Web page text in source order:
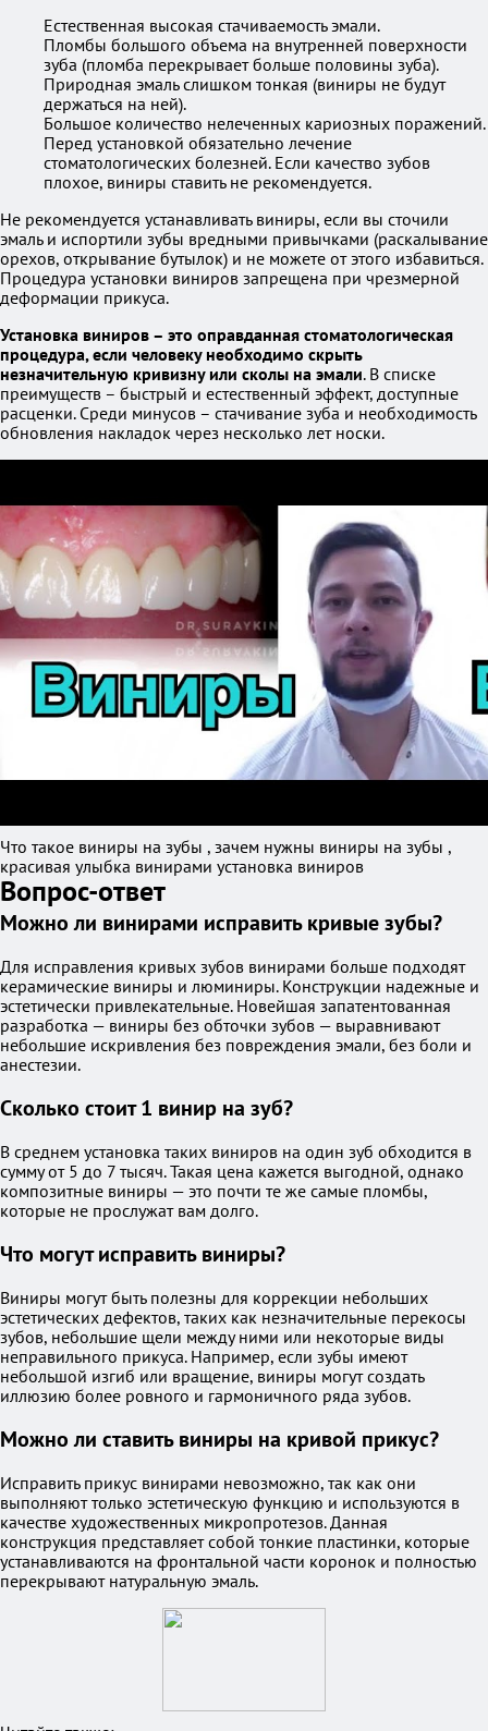
Естественная высокая стачиваемость эмали.
Пломбы большого объема на внутренней поверхности
зуба (пломба перекрывает больше половины зуба).
Природная эмаль слишком тонкая (виниры не будут
держаться на ней).
Большое количество нелеченных кариозных поражений.
Перед установкой обязательно лечение
стоматологических болезней. Если качество зубов
плохое, виниры ставить не рекомендуется.
Не рекомендуется устанавливать виниры, если вы сточили
эмаль и испортили зубы вредными привычками (раскалывание
орехов, открывание бутылок) и не можете от этого избавиться.
Процедура установки виниров запрещена при чрезмерной
деформации прикуса.
Установка виниров – это оправданная стоматологическая
процедура, если человеку необходимо скрыть
незначительную кривизну или сколы на эмали. В списке
преимуществ – быстрый и естественный эффект, доступные
расценки. Среди минусов – стачивание зуба и необходимость
обновления накладок через несколько лет носки.
Что такое виниры на зубы , зачем нужны виниры на зубы ,
красивая улыбка винирами установка виниров
Вопрос-ответ
Можно ли винирами исправить кривые зубы?
Для исправления кривых зубов винирами больше подходят
керамические виниры и люминиры. Конструкции надежные и
эстетически привлекательные. Новейшая запатентованная
разработка — виниры без обточки зубов — выравнивают
небольшие искривления без повреждения эмали, без боли и
анестезии.
Сколько стоит 1 винир на зуб?
В среднем установка таких виниров на один зуб обходится в
сумму от 5 до 7 тысяч. Такая цена кажется выгодной, однако
композитные виниры — это почти те же самые пломбы,
которые не прослужат вам долго.
Что могут исправить виниры?
Виниры могут быть полезны для коррекции небольших
эстетических дефектов, таких как незначительные перекосы
зубов, небольшие щели между ними или некоторые виды
неправильного прикуса. Например, если зубы имеют
небольшой изгиб или вращение, виниры могут создать
иллюзию более ровного и гармоничного ряда зубов.
Можно ли ставить виниры на кривой прикус?
Исправить прикус винирами невозможно, так как они
выполняют только эстетическую функцию и используются в
качестве художественных микропротезов. Данная
конструкция представляет собой тонкие пластинки, которые
устанавливаются на фронтальной части коронок и полностью
перекрывают натуральную эмаль.